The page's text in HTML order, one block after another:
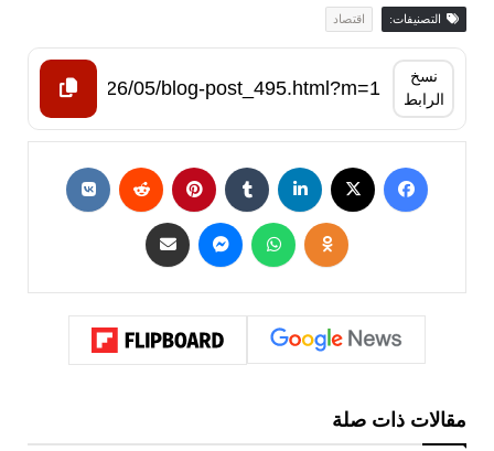
التصنيفات: اقتصاد
نسخ
الرابط
مقالات ذات صلة